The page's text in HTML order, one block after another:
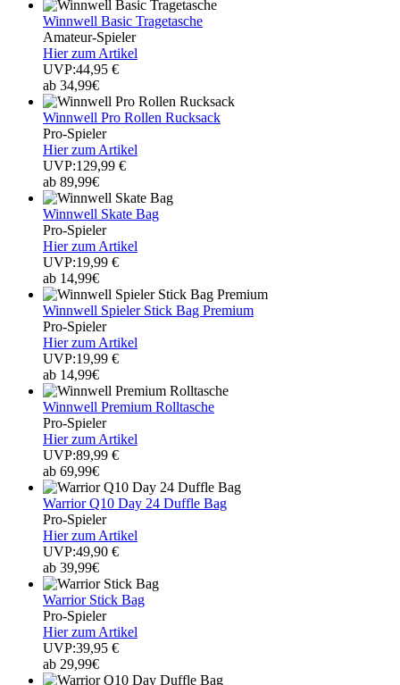
Winnwell Basic Tragetasche
Amateur-Spieler
Hier zum Artikel
UVP:44,95 €
ab 34,99€
Winnwell Pro Rollen Rucksack
Pro-Spieler
Hier zum Artikel
UVP:129,99 €
ab 89,99€
Winnwell Skate Bag
Pro-Spieler
Hier zum Artikel
UVP:19,99 €
ab 14,99€
Winnwell Spieler Stick Bag Premium
Pro-Spieler
Hier zum Artikel
UVP:19,99 €
ab 14,99€
Winnwell Premium Rolltasche
Pro-Spieler
Hier zum Artikel
UVP:89,99 €
ab 69,99€
Warrior Q10 Day 24 Duffle Bag
Pro-Spieler
Hier zum Artikel
UVP:49,90 €
ab 39,99€
Warrior Stick Bag
Pro-Spieler
Hier zum Artikel
UVP:39,95 €
ab 29,99€